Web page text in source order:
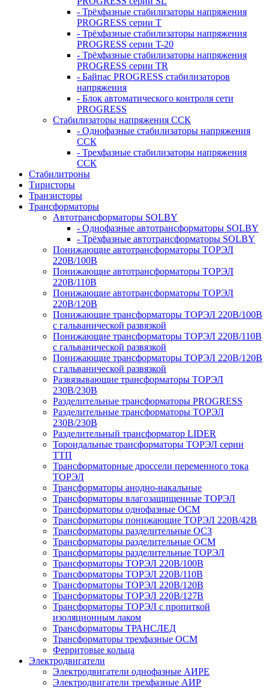
- Трёхфазные стабилизаторы напряжения
PROGRESS серии T
- Трёхфазные стабилизаторы напряжения
PROGRESS серии T-20
- Трёхфазные стабилизаторы напряжения
PROGRESS серии TR
- Байпас PROGRESS стабилизаторов
напряжения
- Блок автоматического контроля сети
PROGRESS
Стабилизаторы напряжения ССК
- Однофазные стабилизаторы напряжения
ССК
- Трехфазные стабилизаторы напряжения
ССК
Стабилитроны
Тиристоры
Транзисторы
Трансформаторы
Автотрансформаторы SOLBY
- Однофазные автотрансформаторы SOLBY
- Трёхфазные автотрансформаторы SOLBY
Понижающие автотрансформаторы ТОРЭЛ
220В/100В
Понижающие автотрансформаторы ТОРЭЛ
220В/110В
Понижающие автотрансформаторы ТОРЭЛ
220В/120В
Понижающие трансформаторы ТОРЭЛ 220В/100В
с гальванической развязкой
Понижающие трансформаторы ТОРЭЛ 220В/110В
с гальванической развязкой
Понижающие трансформаторы ТОРЭЛ 220В/120В
с гальванической развязкой
Развязывающие трансформаторы ТОРЭЛ
230В/230В
Разделительные трансформаторы PROGRESS
Разделительные трансформаторы ТОРЭЛ
230В/230В
Разделительный трансформатор LIDER
Тороидальные трансформаторы ТОРЭЛ серии
ТТП
Трансформаторные дроссели переменного тока
ТОРЭЛ
Трансформаторы анодно-накальные
Трансформаторы влагозащищенные ТОРЭЛ
Трансформаторы однофазные ОСМ
Трансформаторы понижающие ТОРЭЛ 220В/42В
Трансформаторы разделительные ОСЗ
Трансформаторы разделительные ОСМ
Трансформаторы разделительные ТОРЭЛ
Трансформаторы ТОРЭЛ 220В/100В
Трансформаторы ТОРЭЛ 220В/110В
Трансформаторы ТОРЭЛ 220В/120В
Трансформаторы ТОРЭЛ 220В/127В
Трансформаторы ТОРЭЛ с пропиткой
изоляционным лаком
Трансформаторы ТРАНСЛЕД
Трансформаторы трехфазные ОСМ
Ферритовые кольца
Электродвигатели
Электродвигатели однофазные АИРЕ
Электродвигатели трехфазные АИР